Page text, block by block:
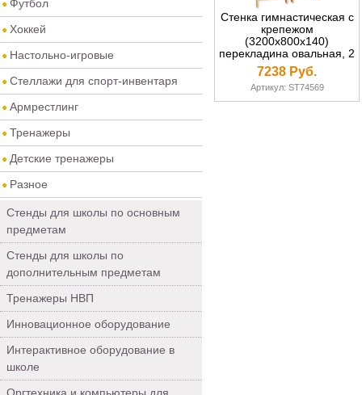
Футбол
Хоккей
Настольно-игровые
Стеллажи для спорт-инвентаря
Армрестлинг
Тренажеры
Детские тренажеры
Разное
Стенды для школы по основным
предметам
Стенды для школы по
дополнительным предметам
Тренажеры НВП
Инновационное оборудование
Интерактивное оборудование в
школе
Стенка гимнастическая с
крепежом
(3200х800х140)
перекладина овальная, 2
слоя мебельного лака
7238 Руб.
Артикул: ST74569